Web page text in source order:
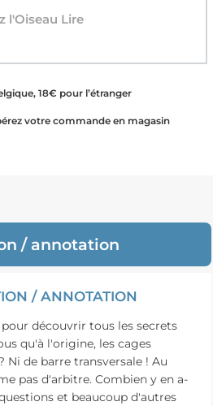
l'Oiseau Lire
18€ pour l’étranger
votre commande en magasin
/ annotation
/ ANNOTATION
découvrir tous les secrets
qu'à l'origine, les cages
Ni de barre transversale ! Au
pas d'arbitre. Combien y en a-
et beaucoup d'autres